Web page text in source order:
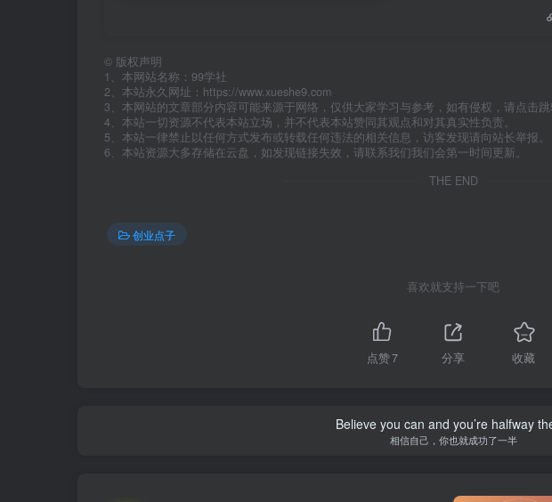
© 版权声明
1、本网站名称：99学社
2、本站永久网址：https://www.xueshe9.com
3、本网站的文章部分内容可能来源于网络，仅供大家学习与参考，如有侵权，请点击
4、本站一切资源不代表本站立场，并不代表本站赞同其观点和对其真实性负责。
5、本站一律禁止以任何方式发布或转载任何违法的相关信息，访客发现请向站长举报。
6、本站资源大多存储在云盘，如发现链接失效，请联系我们我们会第一时间更新。
THE END
创业点子
喜欢就支持一下吧
点赞7 分享 收藏
Believe you can and you’re halfway
相信自己，你也就成功了一半